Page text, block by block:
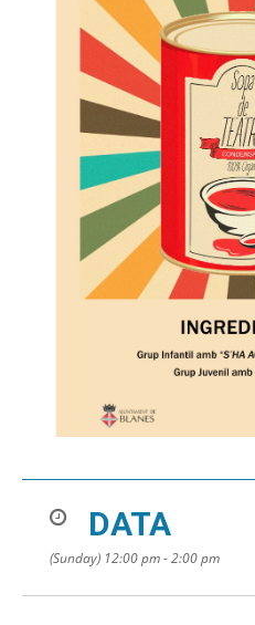
DATA
(Sunday) 12:00 pm - 2:00 pm